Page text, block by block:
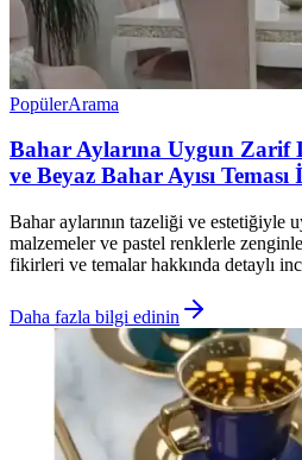
PopülerArama
Bahar Aylarına Uygun Zarif
ve Beyaz Bahar Ayısı Teması
Bahar aylarının tazeliği ve estetiğiyle
malzemeler ve pastel renklerle
fikirleri ve temalar hakkında detaylı
Daha fazla bilgi edinin